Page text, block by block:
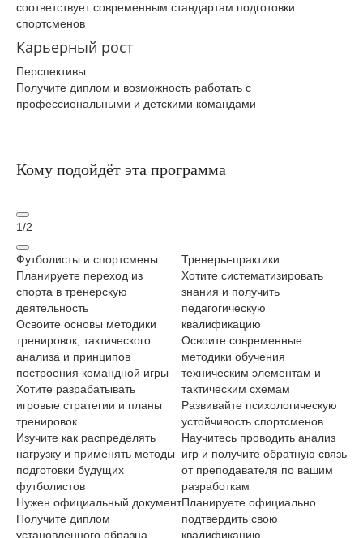
соответствует современным стандартам подготовки
спортсменов
Карьерный рост
Перспективы
Получите диплом и возможность работать с
профессиональными и детскими командами
Кому подойдёт эта программа
1/2
Футболисты и спортсмены
Планируете переход из
спорта в тренерскую
деятельность
Освоите основы методики
тренировок, тактического
анализа и принципов
построения командной игры
Хотите разрабатывать
игровые стратегии и планы
тренировок
Изучите как распределять
нагрузку и применять методы
подготовки будущих
футболистов
Нужен официальный документ
Получите диплом
установленного образца,
Тренеры-практики
Хотите систематизировать
знания и получить
педагогическую
квалификацию
Освоите современные
методики обучения
техническим элементам и
тактическим схемам
Развивайте психологическую
устойчивость спортсменов
Научитесь проводить анализ
игр и получите обратную связь
от преподавателя по вашим
разработкам
Планируете официально
подтвердить свою
квалификацию